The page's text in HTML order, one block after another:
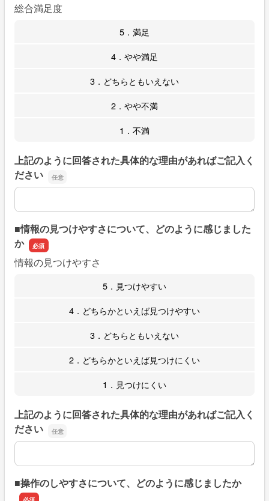
総合満足度
5．満足
4．やや満足
3．どちらともいえない
2．やや不満
1．不満
上記のように回答された具体的な理由があればご記入く
ださい
上記のように回答された具体的な理由があればご記入くだ
■情報の見つけやすさについて、どのように感じました
か
情報の見つけやすさ
5．見つけやすい
4．どちらかといえば見つけやすい
3．どちらともいえない
2．どちらかといえば見つけにくい
1．見つけにくい
上記のように回答された具体的な理由があればご記入く
ださい
上記のように回答された具体的な理由があればご記入くだ
■操作のしやすさについて、どのように感じましたか